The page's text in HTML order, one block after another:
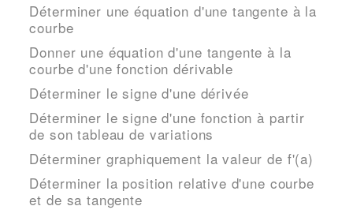
Déterminer une équation d'une tangente à la
courbe
Donner une équation d'une tangente à la
courbe d'une fonction dérivable
Déterminer le signe d'une dérivée
Déterminer le signe d'une fonction à partir
de son tableau de variations
Déterminer graphiquement la valeur de f'(a)
Déterminer la position relative d'une courbe
et de sa tangente